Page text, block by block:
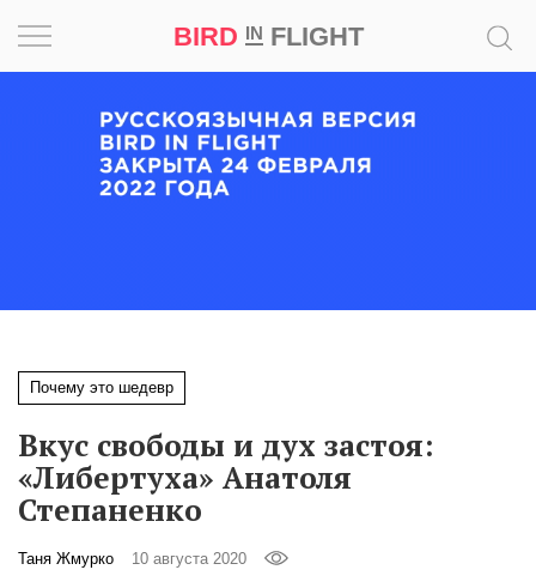
BIRD INFLIGHT
Почему это шедевр
Вкус свободы и дух застоя:
«Либертуха» Анатоля
Степаненко
Таня Жмурко 10 августа 2020